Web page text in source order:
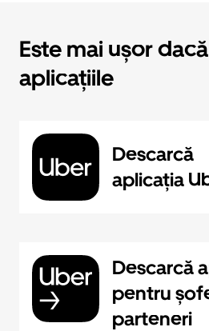
Este mai ușor
aplicațiile
Descarcă
aplicația
Descarcă
pentru
parteneri